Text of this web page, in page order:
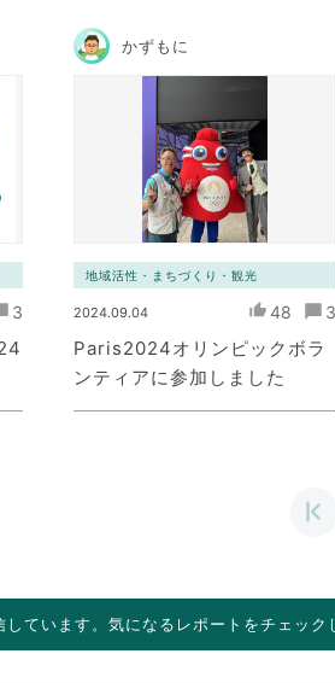
3
かずもに
地域活性・まちづくり・観光
2024.09.04 48 3
Paris2024オリンピックボラ
ンティアに参加しました
ています。気になるレポートをチェック